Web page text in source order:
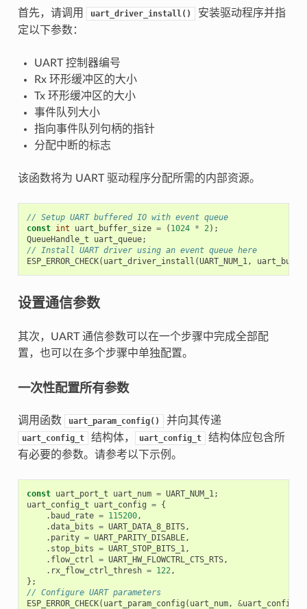
首先，请调用 uart_driver_install()
安装驱动程序并指
定以下参数：
UART 控制器编号
Rx 环形缓冲区的大小
Tx 环形缓冲区的大小
事件队列大小
指向事件队列句柄的指针
分配中断的标志
该函数将为 UART 驱动程序分配所需的内部资源。
// Setup UART buffered IO with event queue
const int uart_buffer_size = ( 1024 * 2);
QueueHandle_t
uart_queue;
// Install UART driver using an event queue here
ESP_ERROR_CHECK( uart_driver_install (UART_NUM_1,
设置通信参数
其次，UART 通信参数可以在一个步骤中完成全部配
置，也可以在多个步骤中单独配置。
一次性配置所有参数
调用函数 uart_param_config() 并向其传递
uart_config_t 结构体， uart_config_t
结构体应包含所
有必要的参数。请参考以下示例。
const uart_port_t uart_num = UART_NUM_1;
uart_config_t
uart_config = {
. baud_rate = 115200,
.data_bits = UART_DATA_8_BITS,
. parity = UART_PARITY_DISABLE,
. stop_bits = UART_STOP_BITS_1,
. flow_ctrl = UART_HW_FLOWCTRL_CTS_RTS,
. rx_flow_ctrl_thresh = 122,
};
// Configure UART parameters
ESP_ERROR_CHECK( uart_param_config ( uart_num, &uart_config